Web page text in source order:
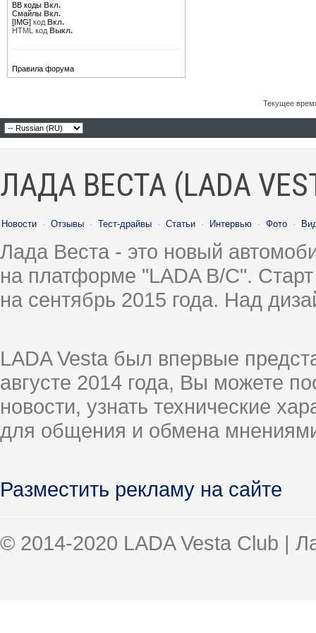
BB коды Вкл.
Смайлы Вкл.
[IMG] код Вкл.
HTML код Выкл.
Правила форума
Текущее
ЛАДА ВЕСТА (LADA
Новости · Отзывы · Тест-драйвы · Статьи · Интервью · Фото ·
Лада Веста - это новый
на платформе "LADA B/C".
на сентябрь 2015 года. Над
LADA Vesta был впервые
августе 2014 года, Вы можете
новости, узнать технические
для общения и обмена
Разместить рекламу на сайте
© 2014-2020 LADA Vesta Club |